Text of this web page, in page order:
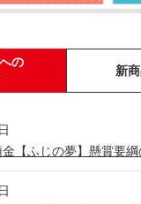
の
新
【ふじの夢】懸賞要